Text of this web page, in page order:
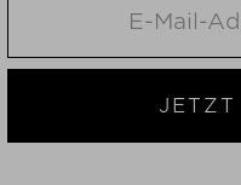
JETZT